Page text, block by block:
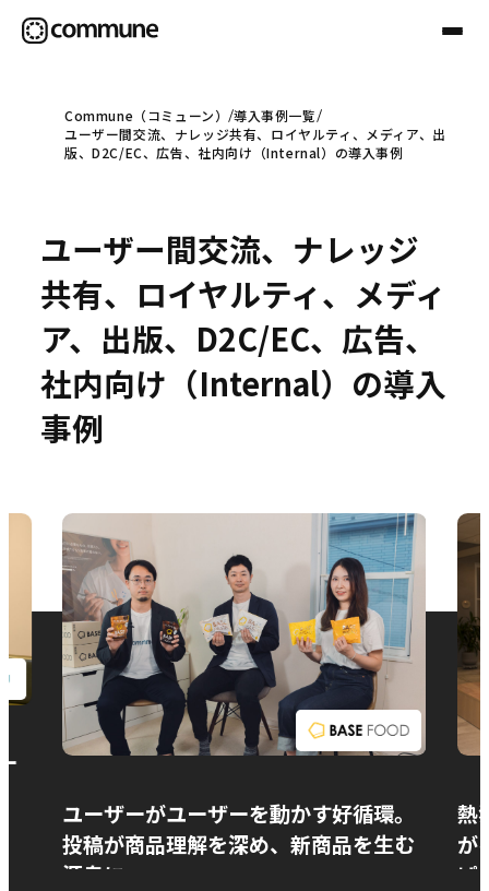
Communeについて
事例
セミナー
お問い合わせ
Commune（コミューン）
導入事例一覧
ユーザー間交流、ナレッジ共有、ロイヤルティ、メディア、出
版、D2C/EC、広告、社内向け（Internal）の導入事例
ユーザー間交流、ナレッジ
共有、ロイヤルティ、メディ
ア、出版、D2C/EC、広告、
社内向け（Internal）の導入
事例
ユーザーがユーザーを動かす好循環。
投稿が商品理解を深め、新商品を生む
源泉に
熱
が
ぱ